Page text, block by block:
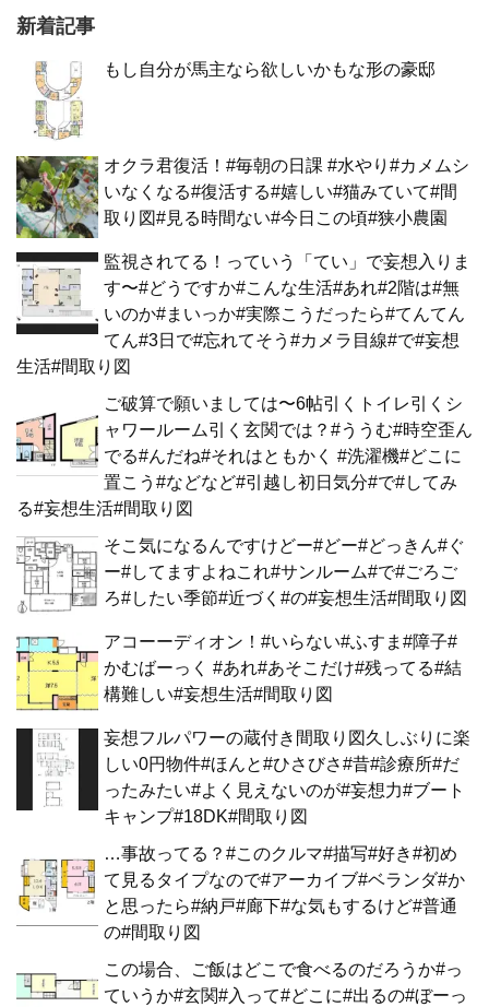
新着記事
もし自分が馬主なら欲しいかもな形の豪邸
オクラ君復活！#毎朝の日課 #水やり#カメムシ
いなくなる#復活する#嬉しい#猫みていて#間
取り図#見る時間ない#今日この頃#狭小農園
監視されてる！っていう「てい」で妄想入りま
す〜#どうですか#こんな生活#あれ#2階は#無
いのか#まいっか#実際こうだったら#てんてん
てん#3日で#忘れてそう#カメラ目線#で#妄想
生活#間取り図
ご破算で願いましては〜6帖引くトイレ引くシ
ャワールーム引く玄関では？#ううむ#時空歪ん
でる#んだね#それはともかく #洗濯機#どこに
置こう#などなど#引越し初日気分#で#してみ
る#妄想生活#間取り図
そこ気になるんですけどー#どー#どっきん#ぐ
ー#してますよねこれ#サンルーム#で#ごろご
ろ#したい季節#近づく#の#妄想生活#間取り図
アコーーディオン！#いらない#ふすま#障子#
かむばーっく #あれ#あそこだけ#残ってる#結
構難しい#妄想生活#間取り図
妄想フルパワーの蔵付き間取り図久しぶりに楽
しい0円物件#ほんと#ひさびさ#昔#診療所#だ
ったみたい#よく見えないのが#妄想力#ブート
キャンプ#18DK#間取り図
…事故ってる？#このクルマ#描写#好き#初め
て見るタイプなので#アーカイブ#ベランダ#か
と思ったら#納戸#廊下#な気もするけど#普通
の#間取り図
この場合、ご飯はどこで食べるのだろうか#っ
ていうか#玄関#入って#どこに#出るの#ぼーっ